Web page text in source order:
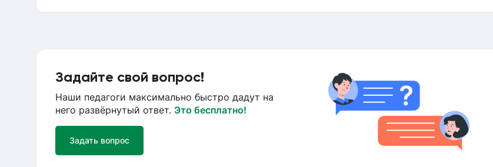
Задайте свой вопрос!
Наши педагоги максимально быстро дадут на
него развёрнутый ответ. Это бесплатно!
Задать вопрос